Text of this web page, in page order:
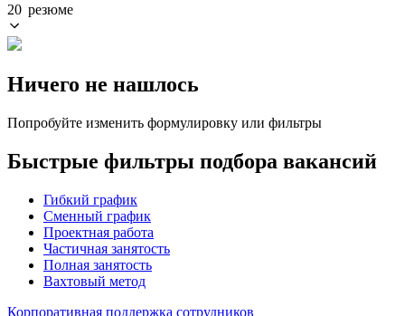
20 резюме
Ничего не нашлось
Попробуйте изменить формулировку или фильтры
Быстрые фильтры подбора вакансий
Гибкий график
Сменный график
Проектная работа
Частичная занятость
Полная занятость
Вахтовый метод
Корпоративная поддержка сотрудников